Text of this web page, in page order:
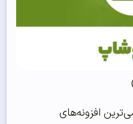
افزونه‌های